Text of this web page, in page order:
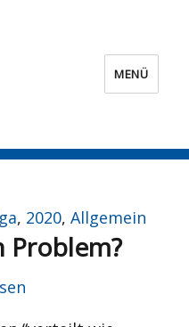
MENÜ
, 2020,Allgemein
Problem?